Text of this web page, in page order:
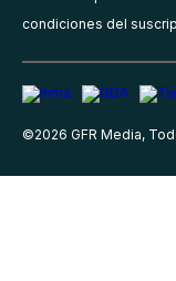
condiciones del
©2026 GFR Media,